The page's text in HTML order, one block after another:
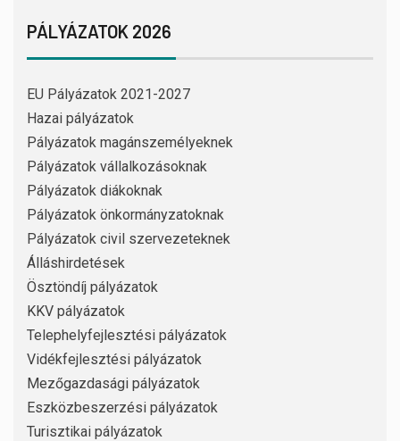
PÁLYÁZATOK 2026
EU Pályázatok 2021-2027
Hazai pályázatok
Pályázatok magánszemélyeknek
Pályázatok vállalkozásoknak
Pályázatok diákoknak
Pályázatok önkormányzatoknak
Pályázatok civil szervezeteknek
Álláshirdetések
Ösztöndíj pályázatok
KKV pályázatok
Telephelyfejlesztési pályázatok
Vidékfejlesztési pályázatok
Mezőgazdasági pályázatok
Eszközbeszerzési pályázatok
Turisztikai pályázatok